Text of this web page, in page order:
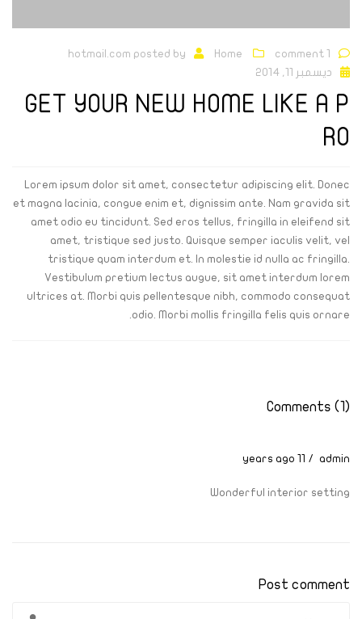
1 comment
Home
posted by
hotmail.com
ديسمبر 11, 2014
GET YOUR NEW HOME LIKE A P
RO
Lorem ipsum dolor sit amet, consectetur adipiscing elit. Donec
et magna lacinia, congue enim et, dignissim ante. Nam gravida sit
amet odio eu tincidunt. Sed eros tellus, fringilla in eleifend sit
amet, tristique sed justo. Quisque semper iaculis velit, vel
tristique quam interdum et. In molestie id nulla ac fringilla.
Vestibulum pretium lectus augue, sit amet interdum lorem
ultrices at. Morbi quis pellentesque nibh, commodo consequat
odio. Morbi mollis fringilla felis quis ornare.
Comments (1)
admin
11 years ago
Wonderful interior setting
Post comment